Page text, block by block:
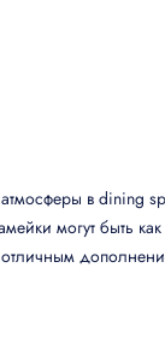
в dining
могут быть
отличным